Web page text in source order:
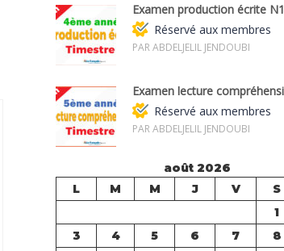
Examen production écrite
Réservé aux membres
PAR ABDELJELIL JENDOUBI
Examen lecture
Réservé aux membres
PAR ABDELJELIL JENDOUBI
août 2026
L
M M J V S
1
3
4 5 6 7 8